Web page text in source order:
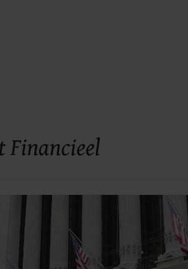
Financieel